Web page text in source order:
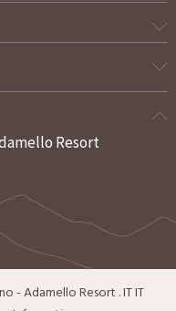
Resort
- Adamello Resort .ITIT